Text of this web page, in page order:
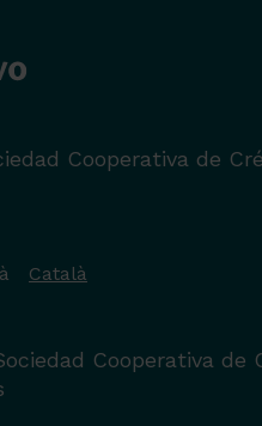
Cooperativa de
Català
Cooperativa de